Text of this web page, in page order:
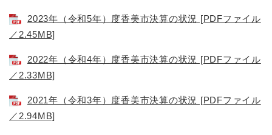
2023年（令和5年）度香美市決算の状況 [PDFファイル
／2.45MB]
2022年（令和4年）度香美市決算の状況 [PDFファイル
／2.33MB]
2021年（令和3年）度香美市決算の状況 [PDFファイル
／2.94MB]